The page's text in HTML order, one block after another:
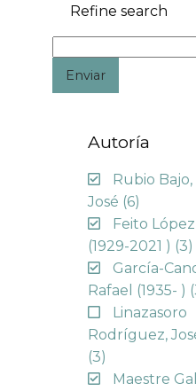
Refine search
Enviar
Autoría
Rubio
José (6)
Feito
(1929-2021 ) (3)
García-
Rafael (1935- )
Linazasoro
Rodríguez,
(3)
Maestre